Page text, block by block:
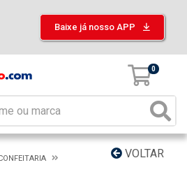
Baixe já nosso APP
0
VOLTAR